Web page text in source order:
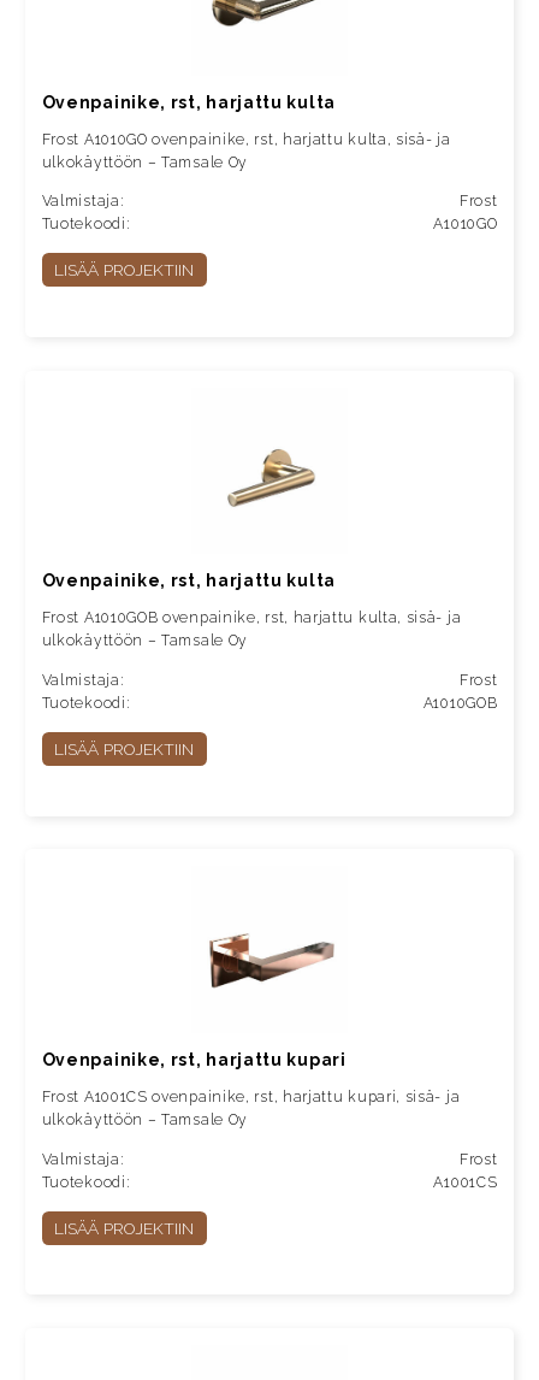
Ovenpainike, rst, harjattu kulta
Frost A1010GO ovenpainike, rst, harjattu kulta, sisä- ja
ulkokäyttöön – Tamsale Oy
Valmistaja:
Frost
Tuotekoodi:
A1010GO
LISÄÄ PROJEKTIIN
Ovenpainike, rst, harjattu kulta
Frost A1010GOB ovenpainike, rst, harjattu kulta, sisä- ja
ulkokäyttöön – Tamsale Oy
Valmistaja:
Frost
Tuotekoodi:
A1010GOB
LISÄÄ PROJEKTIIN
Ovenpainike, rst, harjattu kupari
Frost A1001CS ovenpainike, rst, harjattu kupari, sisä- ja
ulkokäyttöön – Tamsale Oy
Valmistaja:
Frost
Tuotekoodi:
A1001CS
LISÄÄ PROJEKTIIN